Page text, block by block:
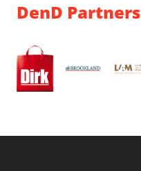
DenD Partners